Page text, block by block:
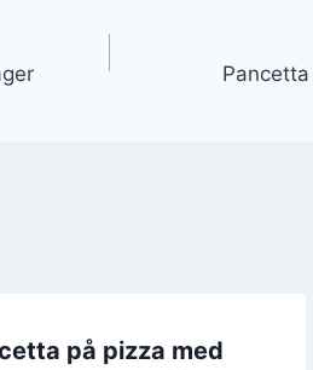
på pizza med